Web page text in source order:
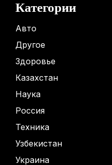
Категории
Авто
Другое
Здоровье
Казахстан
Наука
Россия
Техника
Узбекистан
Украина